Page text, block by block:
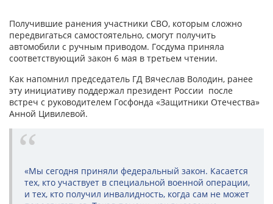
Получившие ранения участники СВО, которым сложно
передвигаться самостоятельно, смогут получить
автомобили с ручным приводом. Госдума приняла
соответствующий закон 6 мая в третьем чтении.
Как напомнил председатель ГД Вячеслав Володин, ранее
эту инициативу поддержал президент России после
встреч с руководителем Госфонда «Защитники Отечества»
Анной Цивилевой.
«Мы сегодня приняли федеральный закон. Касается
тех, кто участвует в специальной военной операции,
и тех, кто получил инвалидность, когда сам не может